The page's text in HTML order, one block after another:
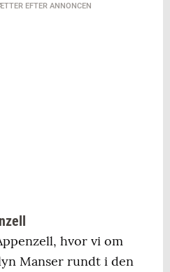
EFTER ANNONCEN
hvor vi om
Manser rundt i den